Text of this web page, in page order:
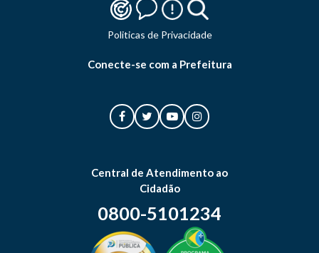
Politicas de Privacidade
Conecte-se com a Prefeitura
Central de Atendimento ao
Cidadão
0800-5101234